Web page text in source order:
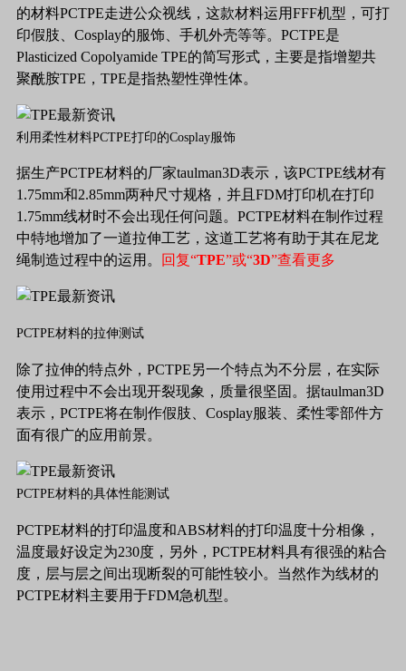
的材料PCTPE走进公众视线，这款材料运用FFF机型，可打
印假肢、Cosplay的服饰、手机外壳等等。PCTPE是
Plasticized Copolyamide TPE的简写形式，主要是指增塑共
聚酰胺TPE，TPE是指热塑性弹性体。
利用柔性材料PCTPE打印的Cosplay服饰
据生产PCTPE材料的厂家taulman3D表示，该PCTPE线材有
1.75mm和2.85mm两种尺寸规格，并且FDM打印机在打印
1.75mm线材时不会出现任何问题。PCTPE材料在制作过程
中特地增加了一道拉伸工艺，这道工艺将有助于其在尼龙
绳制造过程中的运用。
回复“TPE”或“3D”查看更多
PCTPE材料的拉伸测试
除了拉伸的特点外，PCTPE另一个特点为不分层，在实际
使用过程中不会出现开裂现象，质量很坚固。据taulman3D
表示，PCTPE将在制作假肢、Cosplay服装、柔性零部件方
面有很广的应用前景。
PCTPE材料的具体性能测试
PCTPE材料的打印温度和ABS材料的打印温度十分相像，
温度最好设定为230度，另外，PCTPE材料具有很强的粘合
度，层与层之间出现断裂的可能性较小。当然作为线材的
PCTPE材料主要用于FDM急机型。